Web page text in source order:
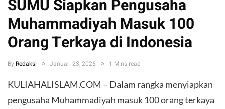
SUMU Siapkan Pengusaha
Muhammadiyah Masuk 100
Orang Terkaya di Indonesia
By Redaksi Januari 23, 2025 1 Mins read
KULIAHALISLAM.COM – Dalam rangka menyiapkan
pengusaha Muhammadiyah masuk 100 orang terkaya